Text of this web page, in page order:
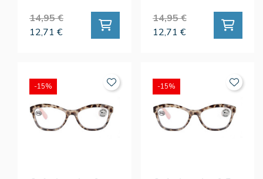
14,95 €
12,71 €
14,95 €
12,71 €
-15% -15%